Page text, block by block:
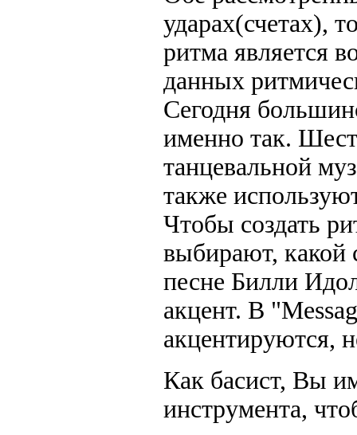
ударах(счетах),
ритма является
данных
Сегодня
именно так.
танцевальной
также
Чтобы создать
выбирают, какой
песне Билли
акцент. В
акцентируются,
Как басист, Вы
инструмента,